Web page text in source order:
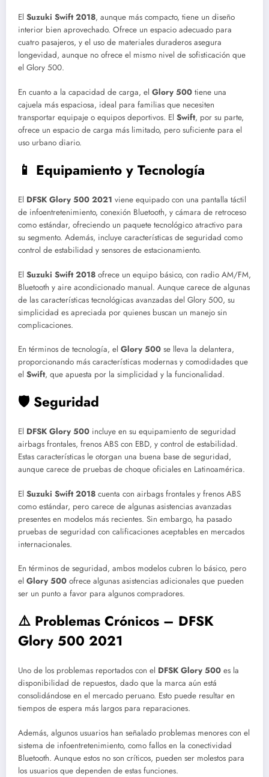
El Suzuki Swift 2018, aunque más compacto, tiene un diseño
interior bien aprovechado. Ofrece un espacio adecuado para
cuatro pasajeros, y el uso de materiales duraderos asegura
longevidad, aunque no ofrece el mismo nivel de sofisticación que
el Glory 500.
En cuanto a la capacidad de carga, el Glory 500 tiene una
cajuela más espaciosa, ideal para familias que necesiten
transportar equipaje o equipos deportivos. El Swift, por su parte,
ofrece un espacio de carga más limitado, pero suficiente para el
uso urbano diario.
📱 Equipamiento y Tecnología
El DFSK Glory 500 2021 viene equipado con una pantalla táctil
de infoentretenimiento, conexión Bluetooth, y cámara de retroceso
como estándar, ofreciendo un paquete tecnológico atractivo para
su segmento. Además, incluye características de seguridad como
control de estabilidad y sensores de estacionamiento.
El Suzuki Swift 2018 ofrece un equipo básico, con radio AM/FM,
Bluetooth y aire acondicionado manual. Aunque carece de algunas
de las características tecnológicas avanzadas del Glory 500, su
simplicidad es apreciada por quienes buscan un manejo sin
complicaciones.
En términos de tecnología, el Glory 500 se lleva la delantera,
proporcionando más características modernas y comodidades que
el Swift, que apuesta por la simplicidad y la funcionalidad.
🛡️ Seguridad
El DFSK Glory 500 incluye en su equipamiento de seguridad
airbags frontales, frenos ABS con EBD, y control de estabilidad.
Estas características le otorgan una buena base de seguridad,
aunque carece de pruebas de choque oficiales en Latinoamérica.
El Suzuki Swift 2018 cuenta con airbags frontales y frenos ABS
como estándar, pero carece de algunas asistencias avanzadas
presentes en modelos más recientes. Sin embargo, ha pasado
pruebas de seguridad con calificaciones aceptables en mercados
internacionales.
En términos de seguridad, ambos modelos cubren lo básico, pero
el Glory 500 ofrece algunas asistencias adicionales que pueden
ser un punto a favor para algunos compradores.
⚠️ Problemas Crónicos – DFSK
Glory 500 2021
Uno de los problemas reportados con el DFSK Glory 500 es la
disponibilidad de repuestos, dado que la marca aún está
consolidándose en el mercado peruano. Esto puede resultar en
tiempos de espera más largos para reparaciones.
Además, algunos usuarios han señalado problemas menores con el
sistema de infoentretenimiento, como fallos en la conectividad
Bluetooth. Aunque estos no son críticos, pueden ser molestos para
los usuarios que dependen de estas funciones.